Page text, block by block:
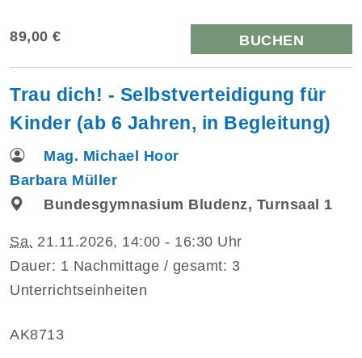
89,00 € BUCHEN
Trau dich! - Selbstverteidigung für
Kinder (ab 6 Jahren, in Begleitung)
Mag. Michael Hoor
Barbara Müller
Bundesgymnasium Bludenz, Turnsaal 1
Sa. 21.11.2026, 14:00 - 16:30 Uhr
Dauer: 1 Nachmittage / gesamt: 3
Unterrichtseinheiten
AK8713